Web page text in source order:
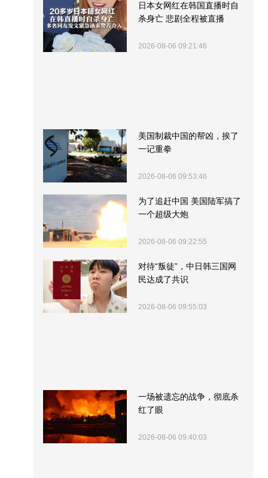
日本女网红在韩国直播时自
杀身亡 悲剧全程被直播
2026-08-06 09:21:46
美国制裁中国的帮凶，挨了
一记重拳
2026-08-06 09:53:46
为了追赶中国 美国陆军搞了
一个超级大炮
2026-08-06 09:22:55
对待“叛徒”，中日韩三国网
民达成了共识
2026-08-06 09:55:03
一场被遗忘的战争，彻底杀
红了眼
2026-08-06 09:40:03